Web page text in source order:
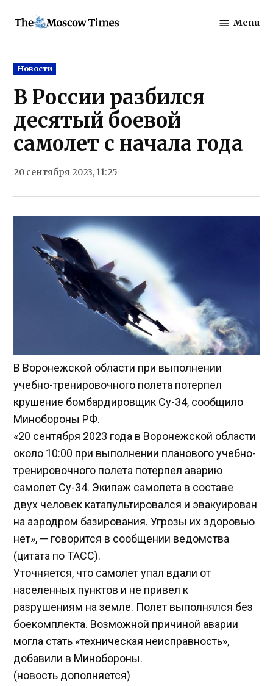
Moscow
Menu
Posted
in
Новости
В России разбился
десятый боевой
самолет с начала года
20 сентября 2023, 11:25
В Воронежской области при выполнении
учебно-тренировочного полета потерпел
крушение бомбардировщик Су-34, сообщило
Минобороны РФ.
«20 сентября 2023 года в Воронежской области
около 10:00 при выполнении планового учебно-
тренировочного полета потерпел аварию
самолет Су-34. Экипаж самолета в составе
двух человек катапультировался и эвакуирован
на аэродром базирования. Угрозы их здоровью
нет», — говорится в сообщении ведомства
(цитата по ТАСС).
Уточняется, что самолет упал вдали от
населенных пунктов и не привел к
разрушениям на земле. Полет выполнялся без
боекомплекта. Возможной причиной аварии
могла стать «техническая неисправность»,
добавили в Минобороны.
(новость дополняется)